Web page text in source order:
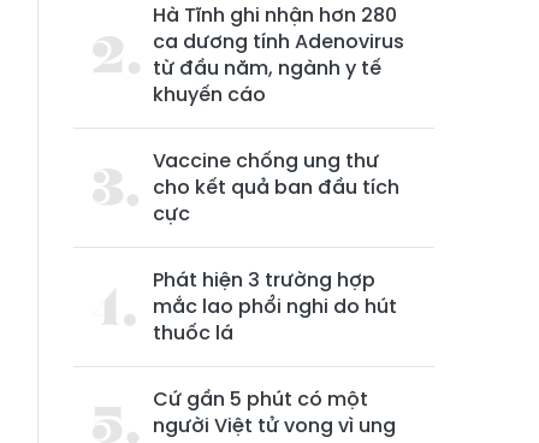
Hà Tĩnh ghi nhận hơn 280
ca dương tính Adenovirus
từ đầu năm, ngành y tế
khuyến cáo
Vaccine chống ung thư
cho kết quả ban đầu tích
cực
Phát hiện 3 trường hợp
mắc lao phổi nghi do hút
thuốc lá
Cứ gần 5 phút có một
người Việt tử vong vì ung